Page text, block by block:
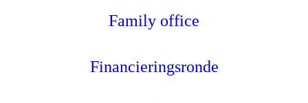
Family office
Financieringsronde